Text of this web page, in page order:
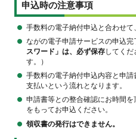
申込時の注意事項
手数料の電子納付申込と合わせて
ながの電子申請サービスの申込完
スワード」は、必ず保存してくだ
す。）
手数料の電子納付申込内容と申
支払いという流れとなります。
申請書等との整合確認にお時間
をもってお申込ください。
領収書の発行はできません。